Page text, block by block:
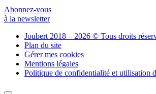
Abonnez-vous
à la newsletter
Joubert 2018 – 2026 © Tous droits
Plan du site
Gérer mes cookies
Mentions légales
Politique de confidentialité et utilisation